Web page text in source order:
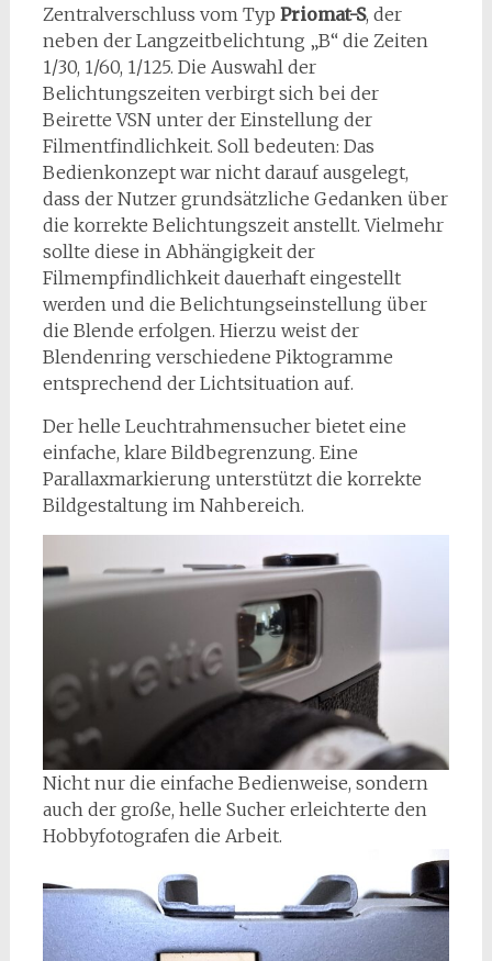
Zentralverschluss vom Typ Priomat-S, der
neben der Langzeitbelichtung „B“ die Zeiten
1/30, 1/60, 1/125. Die Auswahl der
Belichtungszeiten verbirgt sich bei der
Beirette VSN unter der Einstellung der
Filmentfindlichkeit. Soll bedeuten: Das
Bedienkonzept war nicht darauf ausgelegt,
dass der Nutzer grundsätzliche Gedanken über
die korrekte Belichtungszeit anstellt. Vielmehr
sollte diese in Abhängigkeit der
Filmempfindlichkeit dauerhaft eingestellt
werden und die Belichtungseinstellung über
die Blende erfolgen. Hierzu weist der
Blendenring verschiedene Piktogramme
entsprechend der Lichtsituation auf.
Der helle Leuchtrahmensucher bietet eine
einfache, klare Bildbegrenzung. Eine
Parallaxmarkierung unterstützt die korrekte
Bildgestaltung im Nahbereich.
Nicht nur die einfache Bedienweise, sondern
auch der große, helle Sucher erleichterte den
Hobbyfotografen die Arbeit.